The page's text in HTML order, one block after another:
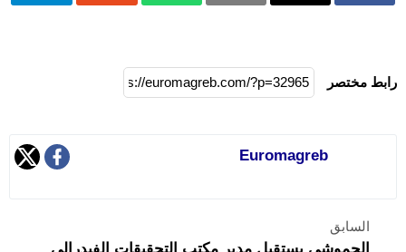
رابط مختصر
Euromagreb
السابق